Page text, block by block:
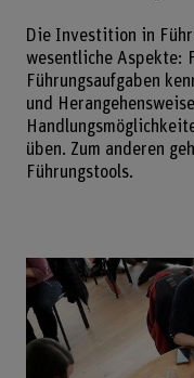
Die Investition in
wesentliche Aspekte:
Führungsaufgaben
und
üben. Zum anderen
Führungstools.